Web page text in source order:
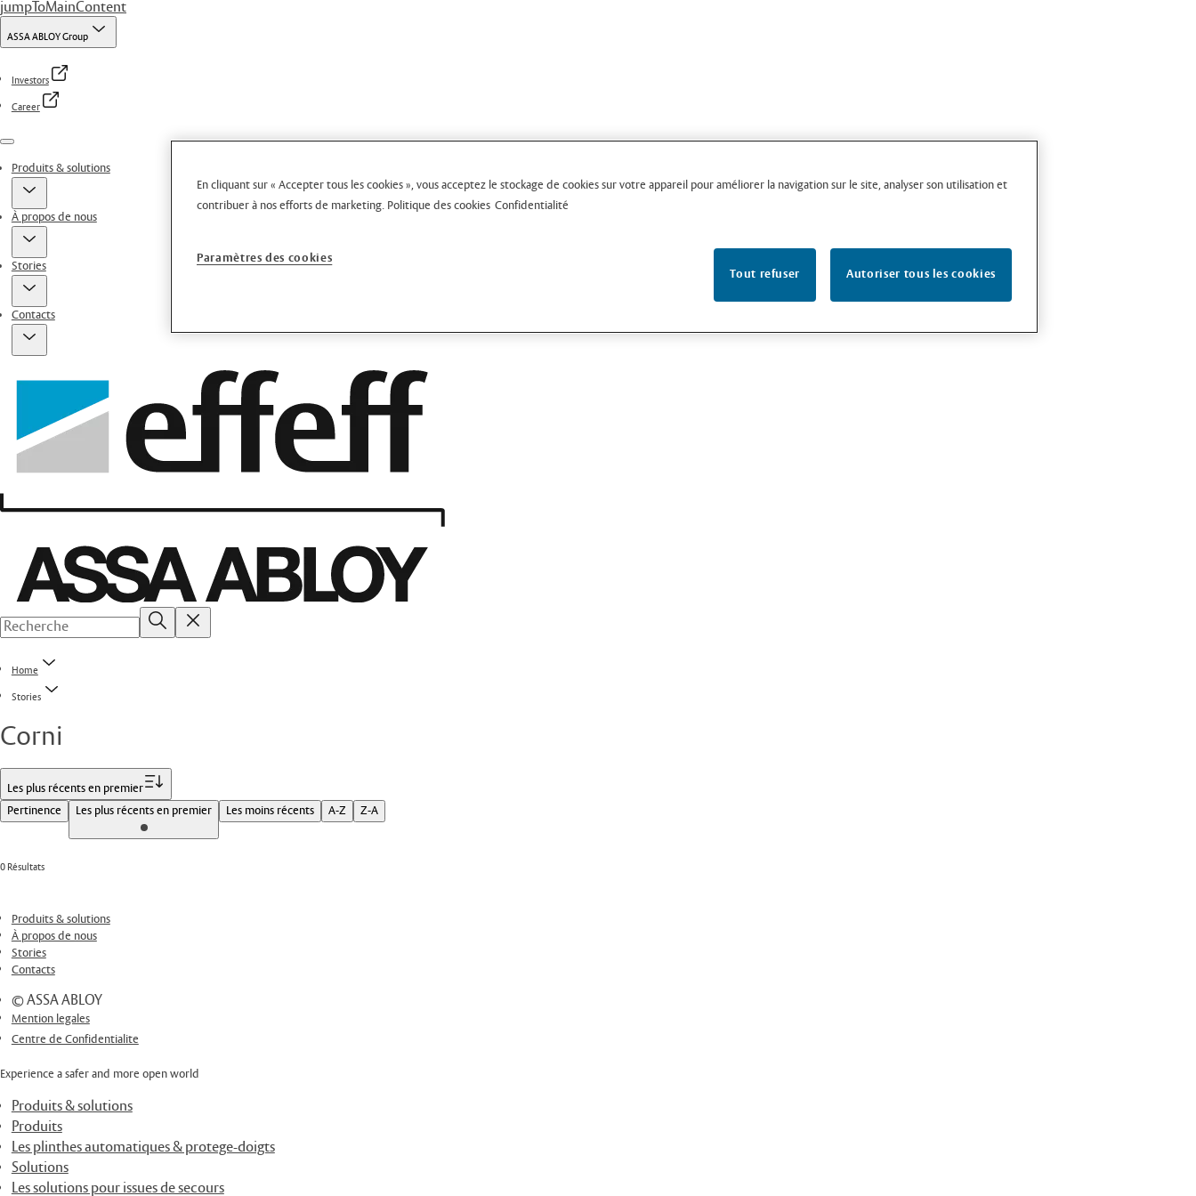
jumpToMainContent
ASSA ABLOY Group
Investors
Career
Menu
Produits & solutions
À propos de nous
Stories
Contacts
Home
Stories
Corni
Les plus récents en premier
Pertinence
Les plus récents en premier Les moins récents A-Z Z-A
0 Résultats
Produits & solutions
À propos de nous
Stories
Contacts
© ASSA ABLOY
Mention legales
Centre de Confidentialite
Experience a safer and more open world
Produits & solutions
Produits
Les plinthes automatiques & protege-doigts
Solutions
Les solutions pour issues de secours
En cliquant sur « Accepter tous les cookies », vous acceptez le stockage de cookies sur votre appareil pour améliorer la navigation sur le site, analyser son utilisation et
contribuer à nos efforts de marketing. Politique des cookies Confidentialité
Paramètres des cookies
Tout refuser
Autoriser tous les cookies